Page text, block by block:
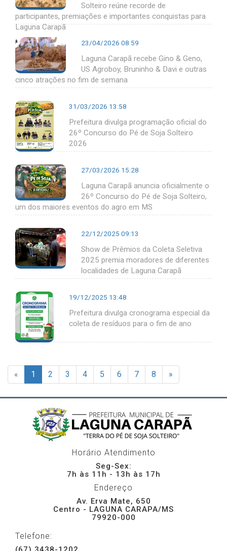
Solteiro reúne recorde de
participantes, premiações e importantes conquistas para
Laguna Carapã
23/04/2026 08:59
Laguna Carapã recebe Gino & Geno,
US Agroboy, Bruninho & Davi e outras
cinco atrações no fim de semana
31/03/2026 13:58
Prefeitura divulga programação oficial do
26º Concurso do Pé de Soja Solteiro
2026
27/03/2026 15:28
Laguna Carapã anuncia oficialmente o
26º Concurso do Pé de Soja Solteiro,
um dos maiores eventos do agro em MS
22/12/2025 09:13
Show de Prêmios da Coleta Seletiva
2025 premia moradores de diferentes
localidades de Laguna Carapã
19/12/2025 13:48
Prefeitura divulga cronograma especial da
coleta de resíduos para o fim de ano
« 1 2 3 4 5 6 7 8 »
Horário Atendimento
Seg-Sex:
7h às 11h - 13h às 17h
Endereço
Av. Erva Mate, 650
Centro - LAGUNA CARAPA/MS
79920-000
Telefone: